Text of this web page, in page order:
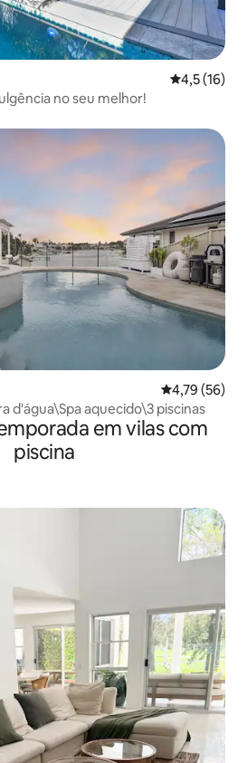
4,5 de uma
4,5 (16)
no seu melhor!
4,79 de uma
4,79 (56)
d'água\Spa aquecido\3 piscinas
em vilas com
piscina